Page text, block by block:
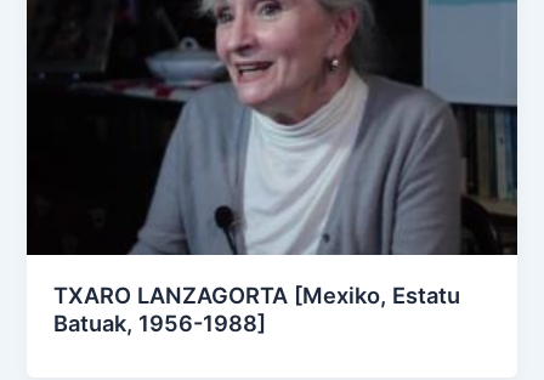
TXARO LANZAGORTA [Mexiko, Estatu
Batuak, 1956-1988]